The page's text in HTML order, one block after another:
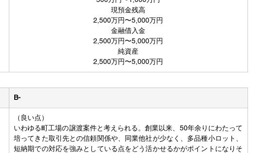
現預金残高
2,500万円〜5,000万円
金融借入金
2,500万円〜5,000万円
純資産
2,500万円〜5,000万円
B-
（良い点）
いわゆる町工場の譲渡案件と考えられる。創業以来、50年余りにわたって
培ってきた取引先との信頼関係や、同業他社が少なく、多品種小ロット、
短納期での対応を強みとしている点をどう活かせるかがポイントになりそ